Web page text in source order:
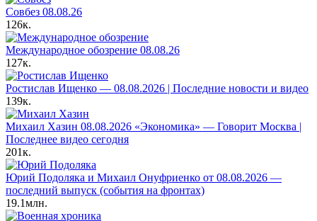
Совбез 08.08.26
126к.
Международное обозрение 08.08.26
127к.
Ростислав Ищенко — 08.08.2026 | Последние новости и видео
139к.
Михаил Хазин 08.08.2026 «Экономика» — Говорит Москва |
Последнее видео сегодня
201к.
Юрий Подоляка и Михаил Онуфриенко от 08.08.2026 —
последний выпуск (события на фронтах)
19.1млн.